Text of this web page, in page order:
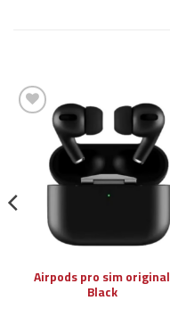
Airpods pro sim original
Black